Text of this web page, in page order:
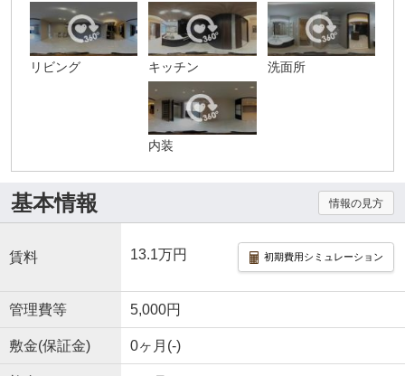
リビング キッチン 洗面所
内装
基本情報 情報の見方
賃料 13.1万円 初期費用シミュレーション
管理費等 5,000円
敷金(保証金) 0ヶ月(-)